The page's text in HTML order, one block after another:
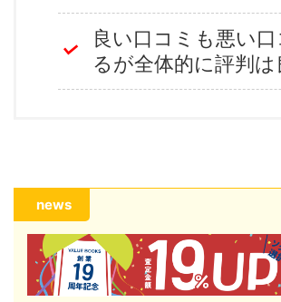
良い口コミも悪い
るが全体的に評判は
news